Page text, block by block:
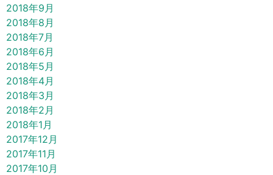
2018年9月
2018年8月
2018年7月
2018年6月
2018年5月
2018年4月
2018年3月
2018年2月
2018年1月
2017年12月
2017年11月
2017年10月